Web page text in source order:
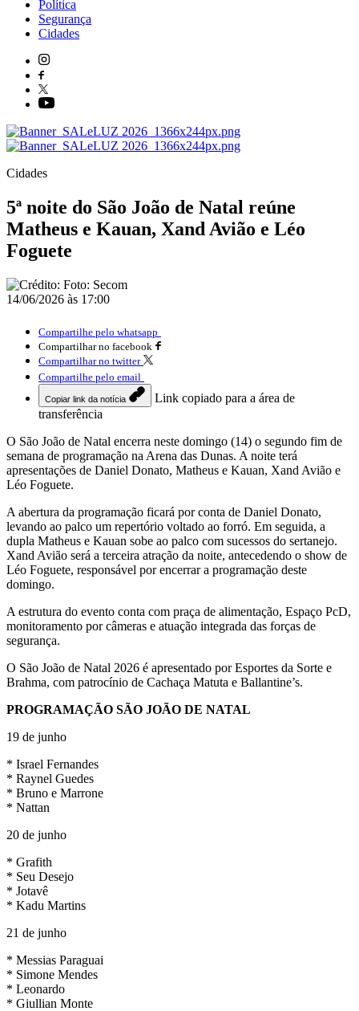
Política
Segurança
Cidades
Cidades
5ª noite do São João de Natal reúne
Matheus e Kauan, Xand Avião e Léo
Foguete
14/06/2026 às 17:00
Compartilhe pelo whatsapp
Compartilhar no facebook
Compartilhar no twitter
Compartilhe pelo email
Copiar link da notícia
Link copiado para a área de
transferência
O São João de Natal encerra neste domingo (14) o segundo fim de
semana de programação na Arena das Dunas. A noite terá
apresentações de Daniel Donato, Matheus e Kauan, Xand Avião e
Léo Foguete.
A abertura da programação ficará por conta de Daniel Donato,
levando ao palco um repertório voltado ao forró. Em seguida, a
dupla Matheus e Kauan sobe ao palco com sucessos do sertanejo.
Xand Avião será a terceira atração da noite, antecedendo o show de
Léo Foguete, responsável por encerrar a programação deste
domingo.
A estrutura do evento conta com praça de alimentação, Espaço PcD,
monitoramento por câmeras e atuação integrada das forças de
segurança.
O São João de Natal 2026 é apresentado por Esportes da Sorte e
Brahma, com patrocínio de Cachaça Matuta e Ballantine’s.
PROGRAMAÇÃO SÃO JOÃO DE NATAL
19 de junho
* Israel Fernandes
* Raynel Guedes
* Bruno e Marrone
* Nattan
20 de junho
* Grafith
* Seu Desejo
* Jotavê
* Kadu Martins
21 de junho
* Messias Paraguai
* Simone Mendes
* Leonardo
* Giullian Monte